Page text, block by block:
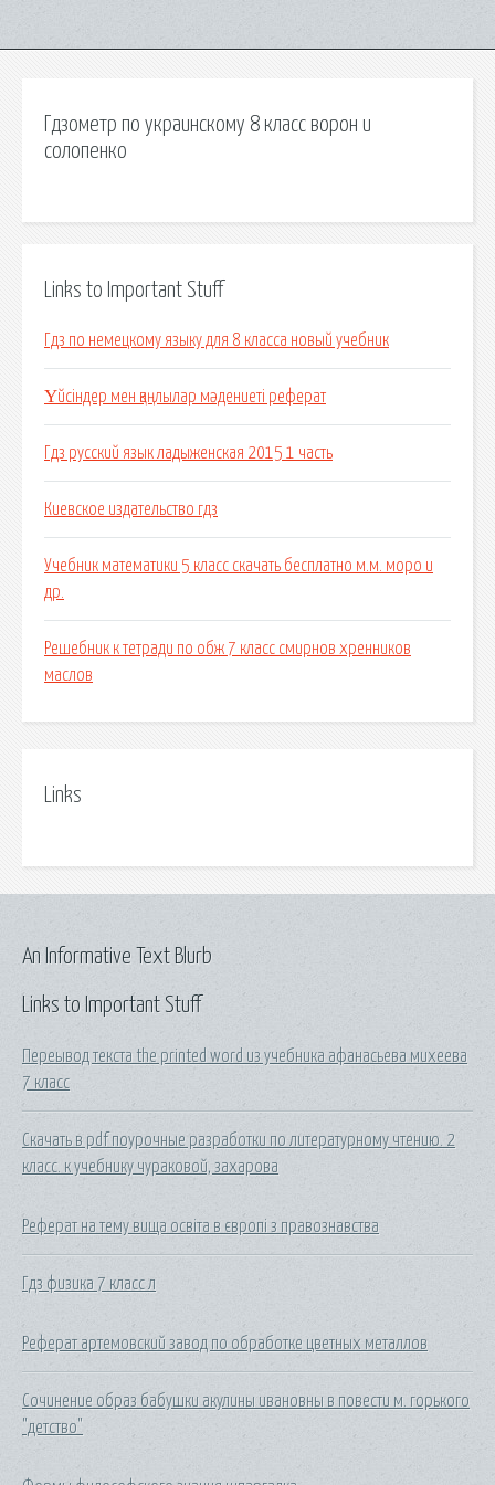
Гдзометр по украинскому 8 класс ворон и
солопенко
Links to Important Stuff
Гдз по немецкому языку для 8 класса новый учебник
Үйсіндер мен қаңлылар мәдениеті реферат
Гдз русский язык ладыженская 2015 1 часть
Киевское издательство гдз
Учебник математики 5 класс скачать бесплатно м.м. моро и
др.
Решебник к тетради по обж 7 класс смирнов хренников
маслов
Links
Links to Important Stuff
Переывод текста the printed word из учебника афанасьева михеева
7 класс
Скачать в pdf поурочные разработки по литературному чтению. 2
класс. к учебнику чураковой, захарова
Реферат на тему вища освіта в європі з правознавства
Гдз физика 7 класс л
Реферат артемовский завод по обработке цветных металлов
Сочинение образ бабушки акулины ивановны в повести м. горького
"детство"
An Informative Text Blurb